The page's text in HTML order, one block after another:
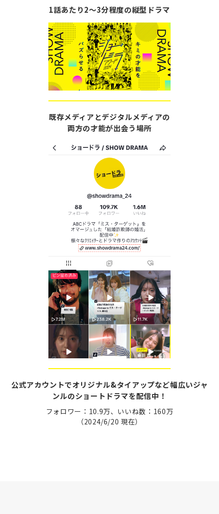
1話あたり2〜3分程度の縦型ドラマ
既存メディアとデジタルメディアの
両方の才能が出会う場所
公式アカウントでオリジナル&タイアップなど幅広いジャ
ンルのショートドラマを配信中！
フォロワー：10.9万、いいね数：160万
（2024/6/20 現在）